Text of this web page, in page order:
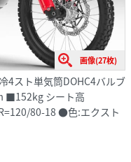
画像(27枚)
4スト単気筒DOHC4バルブ
■152kg シート高
80-18 ●色:エクスト